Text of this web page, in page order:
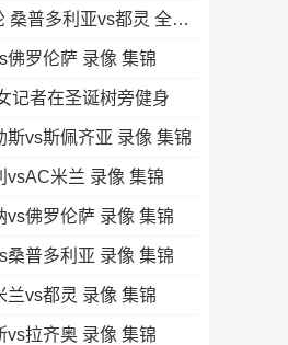
01月16日 意甲第22轮 桑普多利亚vs都灵 全场录像
佛罗伦萨 录像 集锦
记者在圣诞树旁健身
斯vs斯佩齐亚 录像 集锦
vsAC米兰 录像 集锦
vs佛罗伦萨 录像 集锦
桑普多利亚 录像 集锦
兰vs都灵 录像 集锦
vs拉齐奥 录像 集锦